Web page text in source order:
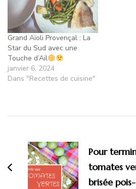
Grand Aïoli Provençal : La
Star du Sud avec une
Touche d’Ail
janvier 6, 2024
Dans "Recettes de cuisine"
Pour
tomates
brisée